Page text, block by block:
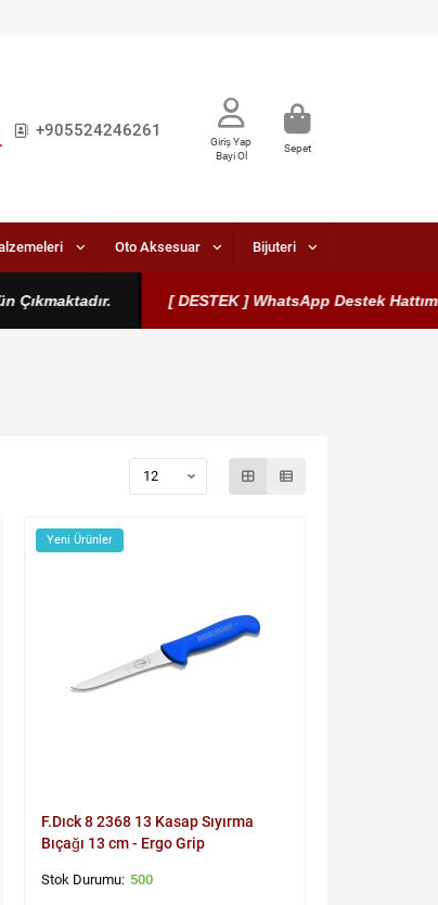
+905524246261
Giriş Yap
Bayi Ol
Sepet
Oto Aksesuar Bijuteri
[ DESTEK ] WhatsApp Destek Hattımız
Yeni Ürünler
F.Dıck 8 2368 13 Kasap Sıyırma
Bıçağı 13 cm - Ergo Grip
500